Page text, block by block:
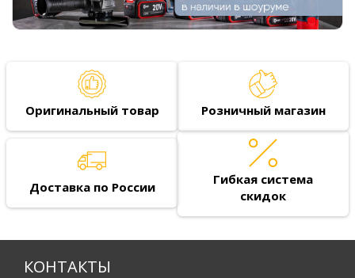
Оригинальный товар Розничный магазин
Доставка по России
Гибкая система
скидок
КОНТАКТЫ